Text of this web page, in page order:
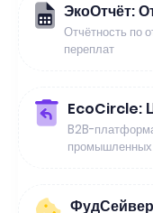
ЭкоОтчёт:
Отчётность по
переплат
EcoCircle:
B2B-
промышленных